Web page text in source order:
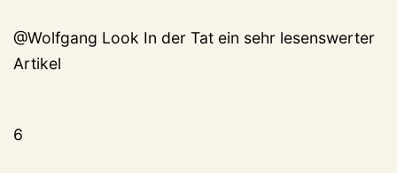
@Wolfgang Look In der Tat ein sehr lesenswerter
Artikel
6